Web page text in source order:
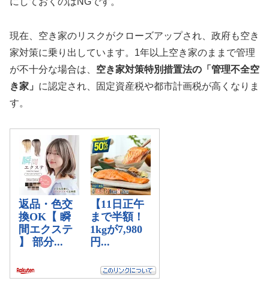
現在、空き家のリスクがクローズアップされ、政府も空き
家対策に乗り出しています。1年以上空き家のままで管理
が不十分な場合は、 空き家対策特別措置法の「管理不全空
き家」 に認定され、固定資産税や都市計画税が高くなりま
す。